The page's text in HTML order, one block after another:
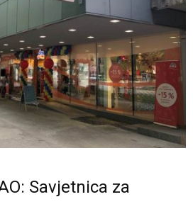
Savjetnica za